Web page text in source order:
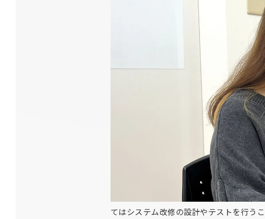
HOUSEIに入社した（選ん
就職活動中、システムエンジニア職で会
す。もともと大学で新聞関係の学科を専
した。人事担当の方が、自然体で信頼で
HOUSEIでの仕事内容を教
2017年に入社した時から一貫して、新
てはシステム改修の設計やテストを行う